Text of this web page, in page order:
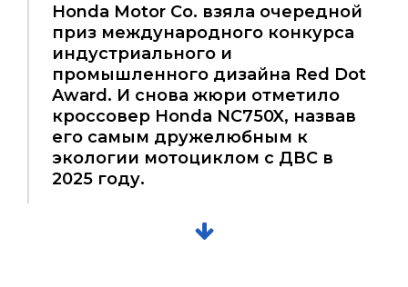
Honda Motor Co. взяла очередной
приз международного конкурса
индустриального и
промышленного дизайна Red Dot
Award. И снова жюри отметило
кроссовер Honda NC750X, назвав
его самым дружелюбным к
экологии мотоциклом с ДВС в
2025 году.